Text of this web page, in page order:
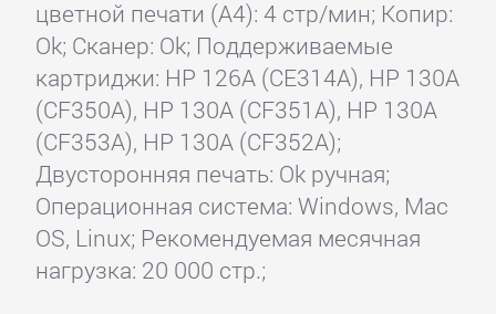
цветной печати (А4): 4 стр/мин; Копир:
Ok; Сканер: Ok; Поддерживаемые
картриджи: HP 126A (CE314A), HP 130A
(CF350A), HP 130A (CF351A), HP 130A
(CF353A), HP 130A (CF352A);
Двусторонняя печать: Ok ручная;
Операционная система: Windows, Mac
OS, Linux; Рекомендуемая месячная
нагрузка: 20 000 стр.;